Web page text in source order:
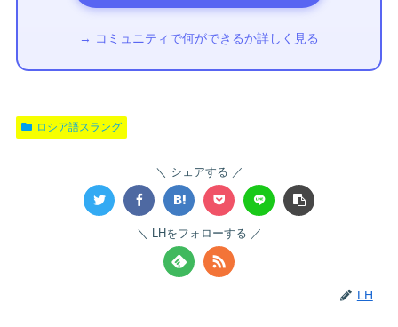
→ コミュニティで何ができるか詳しく見る
ロシア語スラング
シェアする
LHをフォローする
LH